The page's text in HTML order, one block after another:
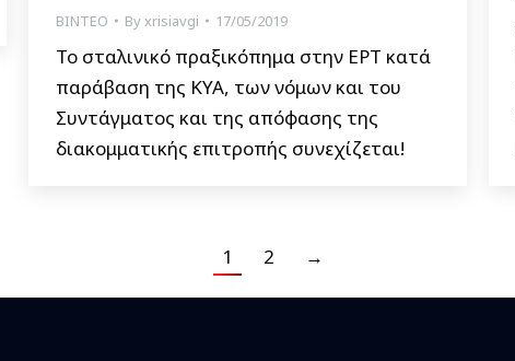
ΒΙΝΤΕΟ Byxrisiavgi 17/05/2019
Το σταλινικό πραξικόπημα στην ΕΡΤ κατά
παράβαση της ΚΥΑ, των νόμων και του
Συντάγματος και της απόφασης της
διακομματικής επιτροπής συνεχίζεται!
1 2 →